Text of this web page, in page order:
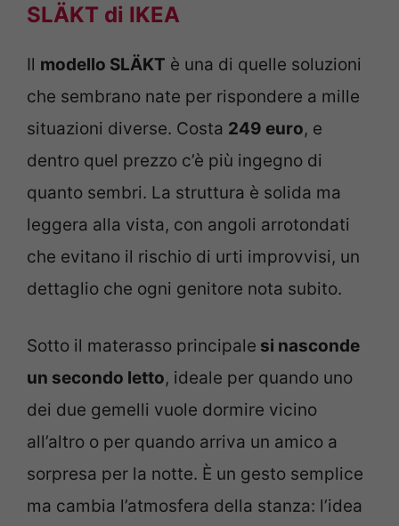
SLÄKT di IKEA
Il modello SLÄKT è una di quelle soluzioni
che sembrano nate per rispondere a mille
situazioni diverse. Costa 249 euro, e
dentro quel prezzo c’è più ingegno di
quanto sembri. La struttura è solida ma
leggera alla vista, con angoli arrotondati
che evitano il rischio di urti improvvisi, un
dettaglio che ogni genitore nota subito.
Sotto il materasso principale si nasconde
un secondo letto, ideale per quando uno
dei due gemelli vuole dormire vicino
all’altro o per quando arriva un amico a
sorpresa per la notte. È un gesto semplice
ma cambia l’atmosfera della stanza: l’idea